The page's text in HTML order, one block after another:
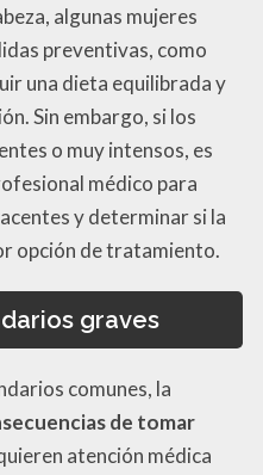
algunas mujeres
preventivas, como
una dieta equilibrada y
Sin embargo, si los
o muy intensos, es
médico para
y determinar si la
opción de tratamiento.
graves
comunes, la
de tomar
atención médica